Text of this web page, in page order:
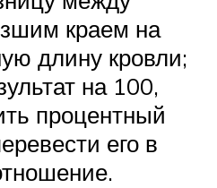
краем на
длину кровли;
на 100,
процентный
его в